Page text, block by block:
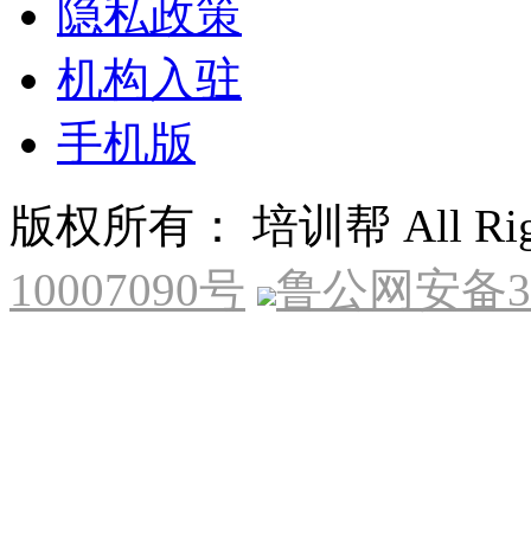
隐私政策
机构入驻
手机版
版权所有： 培训帮 All
10007090号
鲁公网安备